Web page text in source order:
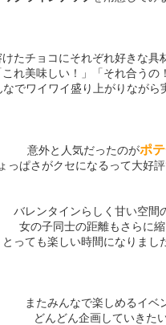
けたチョコにそれぞれ好きな具
これ美味しい！」「それ合うの
なでワイワイ盛り上がりながら
意外と人気だったのがポ
っぱさがクセになるって大好
バレンタインらしく甘い空間
女の子同士の距離もさらに
とっても楽しい時間になりまし
またみんなで楽しめるイベ
どんどん企画していきた